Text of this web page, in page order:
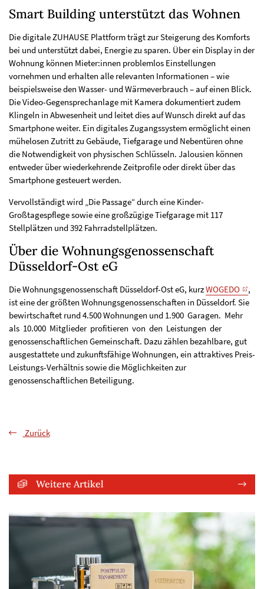
Smart Building unterstützt das Wohnen
Die digitale ZUHAUSE Plattform trägt zur Steigerung des Komforts
bei und unterstützt dabei, Energie zu sparen. Über ein Display in der
Wohnung können Mieter:innen problemlos Einstellungen
vornehmen und erhalten alle relevanten Informationen – wie
beispielsweise den Wasser- und Wärmeverbrauch – auf einen Blick.
Die Video-Gegensprechanlage mit Kamera dokumentiert zudem
Klingeln in Abwesenheit und leitet dies auf Wunsch direkt auf das
Smartphone weiter. Ein digitales Zugangssystem ermöglicht einen
mühelosen Zutritt zu Gebäude, Tiefgarage und Nebentüren ohne
die Notwendigkeit von physischen Schlüsseln. Jalousien können
entweder über wiederkehrende Zeitprofile oder direkt über das
Smartphone gesteuert werden.
Vervollständigt wird „Die Passage“ durch eine Kinder-
Großtagespflege sowie eine großzügige Tiefgarage mit 117
Stellplätzen und 392 Fahrradstellplätzen.
Über die Wohnungsgenossenschaft
Düsseldorf-Ost eG
Die Wohnungsgenossenschaft Düsseldorf-Ost eG, kurzWOGEDO
,
ist eine der größten Wohnungsgenossenschaften in Düsseldorf. Sie
bewirtschaftet rund 4.500 Wohnungen und 1.900 Garagen. Mehr
als 10.000 Mitglieder profitieren von den Leistungen der
genossenschaftlichen Gemeinschaft. Dazu zählen bezahlbare, gut
ausgestattete und zukunftsfähige Wohnungen, ein attraktives Preis-
Leistungs-Verhältnis sowie die Möglichkeiten zur
genossenschaftlichen Beteiligung.
Zurück
Weitere Artikel